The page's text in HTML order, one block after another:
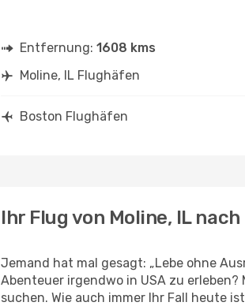
Entfernung: 1608 kms
Moline, IL Flughäfen
Boston Flughäfen
Ihr Flug von Moline, IL
Jemand hat mal gesagt: „Lebe ohne
Abenteuer irgendwo in USA zu
suchen. Wie auch immer Ihr Fall heute